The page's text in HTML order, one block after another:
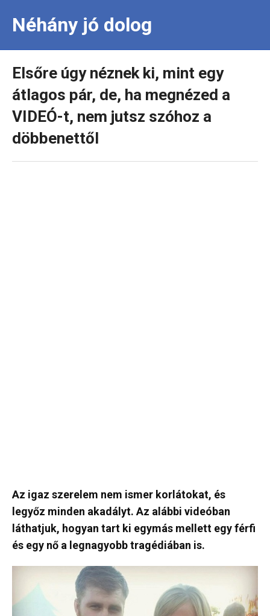
Néhány jó dolog
Elsőre úgy néznek ki, mint egy
átlagos pár, de, ha megnézed a
VIDEÓ-t, nem jutsz szóhoz a
döbbenettől
Az igaz szerelem nem ismer korlátokat, és
legyőz minden akadályt. Az alábbi videóban
láthatjuk, hogyan tart ki egymás mellett egy férfi
és egy nő a legnagyobb tragédiában is.